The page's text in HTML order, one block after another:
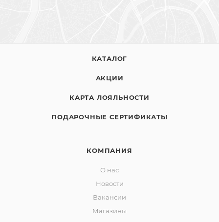
КАТАЛОГ
АКЦИИ
КАРТА ЛОЯЛЬНОСТИ
ПОДАРОЧНЫЕ СЕРТИФИКАТЫ
КОМПАНИЯ
О нас
Новости
Вакансии
Магазины